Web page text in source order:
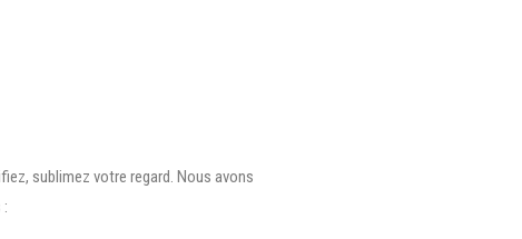
sublimez votre regard. Nous avons